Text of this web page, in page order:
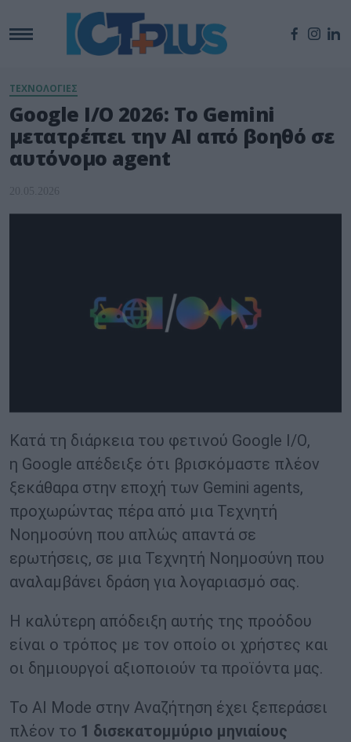
ΤΕΧΝΟΛΟΓΙΕΣ
Google I/O 2026: Το Gemini
μετατρέπει την AI από βοηθό σε
αυτόνομο agent
20.05.2026
Κατά τη διάρκεια του φετινού Google I /O,
η Google απέδειξε ότι βρισκόμαστε πλέον
ξεκάθαρα στην εποχή των Gemini agents,
προχωρώντας πέρα από μια Τεχνητή
Νοημοσύνη που απλώς απαντά σε
ερωτήσεις, σε μια Τεχνητή Νοημοσύνη που
αναλαμβάνει δράση για λογαριασμό σας.
Η καλύτερη απόδειξη αυτής της προόδου
είναι ο τρόπος με τον οποίο οι χρήστες και
οι δημιουργοί αξιοποιούν τα προϊόντα μας.
Το AI Mode στην Αναζήτηση έχει ξεπεράσει
πλέον το 1 δισεκατομμύριο μηνιαίους